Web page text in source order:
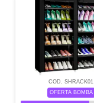
COD. SHRACK01
OFERTA BOMBA